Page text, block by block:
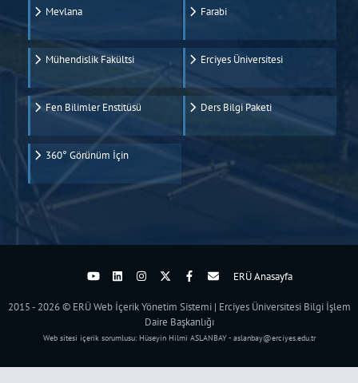
Mevlana Farabi
Mühendislik Fakültsi Erciyes Üniversitesi
Fen Bilimler Enstitüsü Ders Bilgi Paketi
360° Görünüm İçin
ERÜ Anasayfa
2015 - 2026 © ERÜ Web İçerik Yönetim Sistemi | Erciyes Üniversitesi Bilgi İşlem
Daire Başkanlığı
Web sitesi içerik sorumlusu: Hüseyin Hilmi ASLANBAY - aslanbay@erciyes.edu.tr